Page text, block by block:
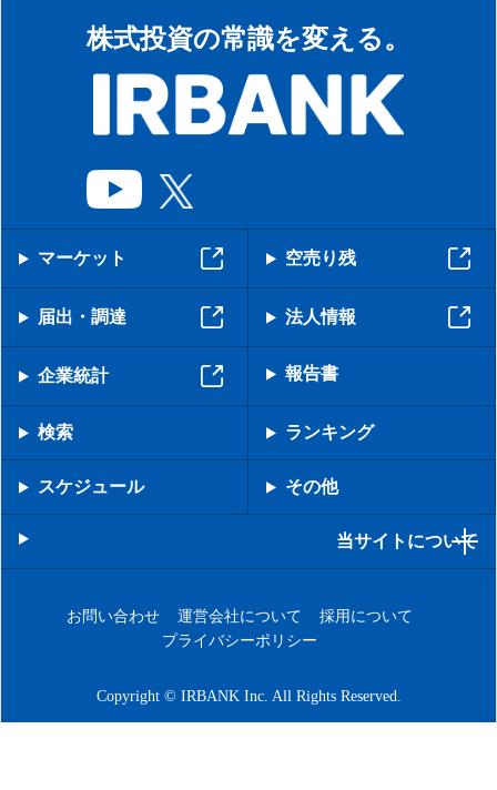
株式投資の常識を変える。
マーケット 空売り残
届出・調達 法人情報
企業統計 報告書
検索 ランキング
スケジュール その他
当サイトについて
お問い合わせ 運営会社について
採用について
プライバシーポリシー
Copyright © IRBANK Inc. All Rights Reserved.